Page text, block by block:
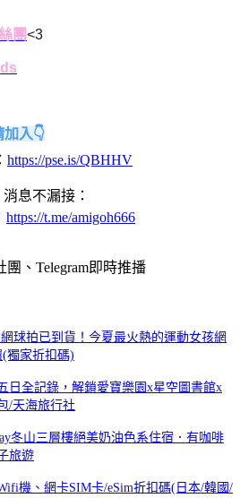
團<3
入👇
https://pse.is/QBHHV
息不漏接：
https://t.me/amigoh666
網球拍已到貨！今夏最火熱的運動女孩網
獨家折扣碼)
日全記錄，解鎖愛寶樂園x星空圖書館x
/天海旅行社
冬山三層樓絕美奶油色系住宿．有咖啡
旅遊
機、網卡SIM卡/eSim折扣碼(日本/韓國/